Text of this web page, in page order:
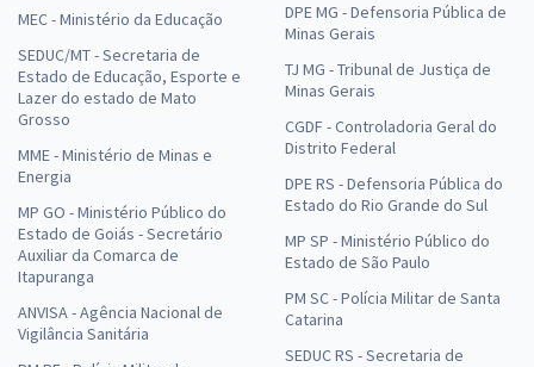
MEC - Ministério da Educação
SEDUC/MT - Secretaria de
Estado de Educação, Esporte e
Lazer do estado de Mato
Grosso
MME - Ministério de Minas e
Energia
MP GO - Ministério Público do
Estado de Goiás - Secretário
Auxiliar da Comarca de
Itapuranga
ANVISA - Agência Nacional de
Vigilância Sanitária
DPE MG - Defensoria Pública de
Minas Gerais
TJ MG - Tribunal de Justiça de
Minas Gerais
CGDF - Controladoria Geral do
Distrito Federal
DPE RS - Defensoria Pública do
Estado do Rio Grande do Sul
MP SP - Ministério Público do
Estado de São Paulo
PM SC - Polícia Militar de Santa
Catarina
SEDUC RS - Secretaria de